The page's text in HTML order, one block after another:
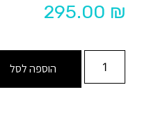
295.00 ₪
הוספה לסל